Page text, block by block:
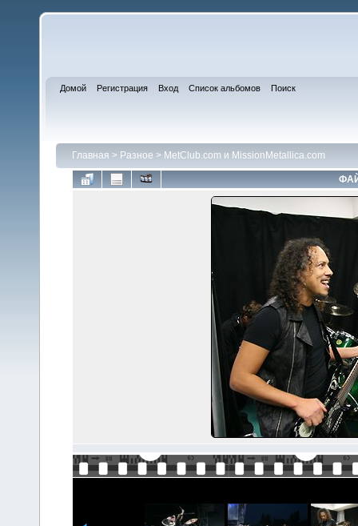
Домой Регистрация Вход Список альбомов Поиск
Главная > Разное > MetClub.com и MissionMetallica.com